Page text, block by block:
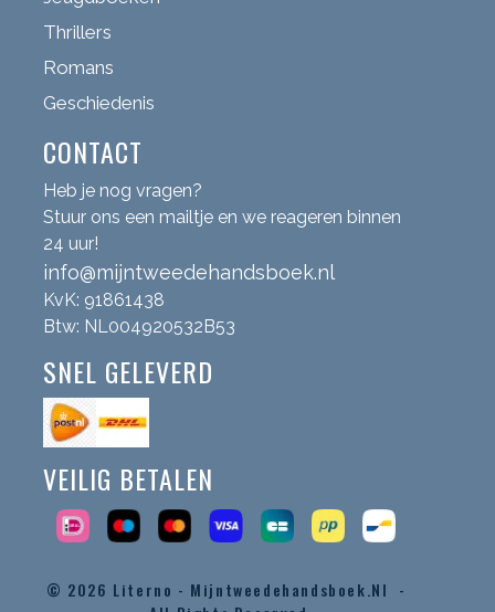
Thrillers
Romans
Geschiedenis
CONTACT
Heb je nog vragen?
Stuur ons een mailtje en we reageren binnen
24 uur!
info@mijntweedehandsboek.nl
KvK: 91861438
Btw: NL004920532B53
SNEL GELEVERD
VEILIG BETALEN
© 2026 Literno - Mijntweedehandsboek.nl -